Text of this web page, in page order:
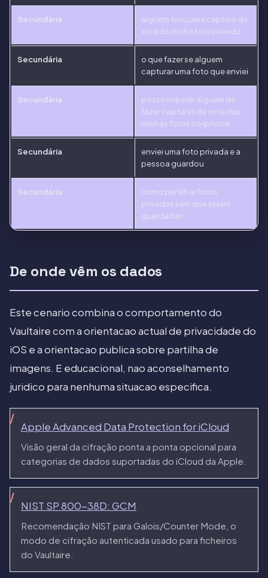
Secundária
alguem tirou uma captura de
ecra da minha foto privada
Secundária
o que fazer se alguem
capturar uma foto que enviei
Secundária
posso impedir alguem de
fazer capturas de ecra das
minhas fotos no iphone
Secundária
enviei uma foto privada e a
pessoa guardou
Secundária
como partilhar fotos
privadas sem que sejam
guardadas
De onde vêm os dados
Este cenario combina o comportamento do
Vaultaire com a orientacao actual de privacidade do
iOS e a orientacao publica sobre partilha de
imagens. E educacional, nao aconselhamento
juridico para nenhuma situacao especifica.
Apple Advanced Data Protection for iCloud
Visão geral da cifração ponta a ponta opcional para
categorias de dados suportadas do iCloud da Apple.
NIST SP 800-38D: GCM
Recomendação NIST para Galois/Counter Mode, o
modo de cifração autenticada usado para ficheiros
do Vaultaire.